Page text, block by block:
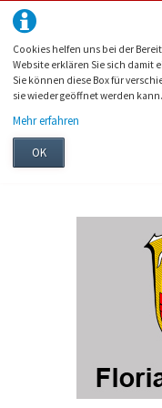
Cookies helfen uns bei der
Website erklären Sie sich damit
Sie können diese Box für
sie wieder geöffnet werden kann.
Mehr erfahren
OK